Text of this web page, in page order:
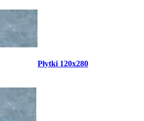
Płytki 120x280